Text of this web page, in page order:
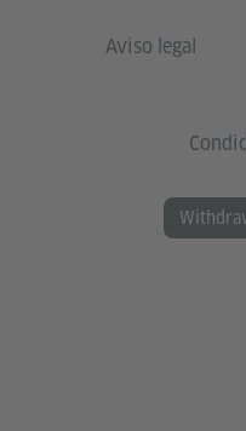
Aviso legal